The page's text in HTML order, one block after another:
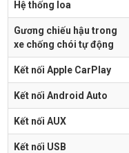
Hệ thống loa
Gương chiếu hậu trong
xe chống chói tự động
Kết nối Apple CarPlay
Kết nối Android Auto
Kết nối AUX
Kết nối USB